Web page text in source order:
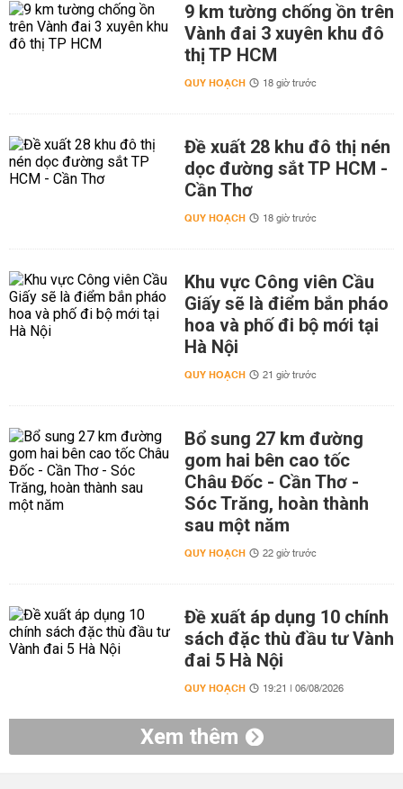
9 km tường chống ồn trên
Vành đai 3 xuyên khu đô
thị TP HCM
QUY HOẠCH 18 giờ trước
Đề xuất 28 khu đô thị nén
dọc đường sắt TP HCM -
Cần Thơ
QUY HOẠCH 18 giờ trước
Khu vực Công viên Cầu
Giấy sẽ là điểm bắn pháo
hoa và phố đi bộ mới tại
Hà Nội
QUY HOẠCH 21 giờ trước
Bổ sung 27 km đường
gom hai bên cao tốc
Châu Đốc - Cần Thơ -
Sóc Trăng, hoàn thành
sau một năm
QUY HOẠCH 22 giờ trước
Đề xuất áp dụng 10 chính
sách đặc thù đầu tư Vành
đai 5 Hà Nội
QUY HOẠCH 19:21 | 06/08/2026
Xem thêm